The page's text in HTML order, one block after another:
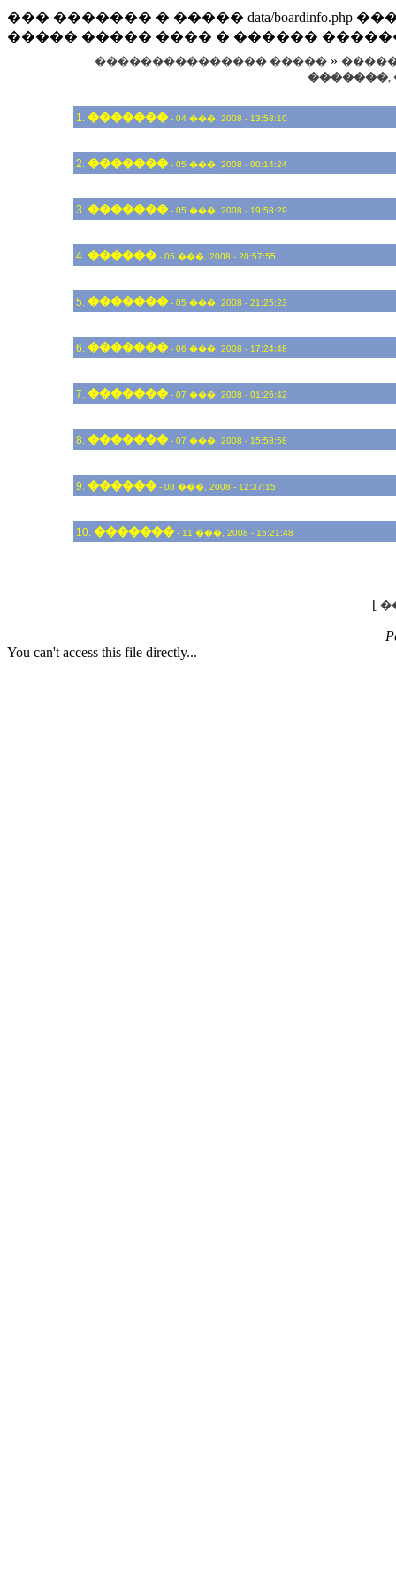
��� ������� � ����� data/
����� ����� ���� � ������
��������������� �����» �����
�������,
1. �������- 04 ���, 2008 - 13:58:10
2. �������- 05 ���, 2008 - 00:14:24
3. �������- 05 ���, 2008 - 19:58:29
4. ������- 05 ���, 2008 - 20:57:55
5. �������- 05 ���, 2008 - 21:25:23
6. �������- 06 ���, 2008 - 17:24:48
7. �������- 07 ���, 2008 - 01:26:42
8. �������- 07 ���, 2008 - 15:58:58
9. ������- 08 ���, 2008 - 12:37:15
10. �������- 11 ���, 2008 - 15:21:48
[
You can't access this file directly...